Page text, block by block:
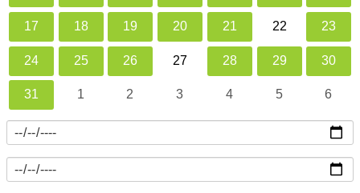
17 18 19 20 21 22 23
24 25 26 27 28 29 30
31 1 2 3 4 5 6